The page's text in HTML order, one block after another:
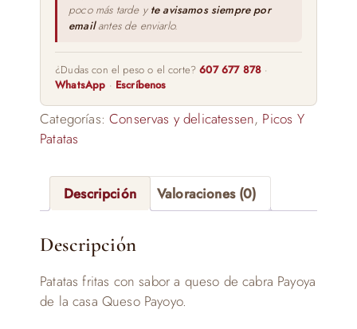
poco más tarde y te avisamos siempre por
emailantes de enviarlo.
¿Dudas con el peso o el corte?607 677 878 ·
WhatsApp · Escríbenos
Categorías:Conservas y delicatessen, Picos Y
Patatas
Descripción Valoraciones (0)
Descripción
Patatas fritas con sabor a queso de cabra Payoya
de la casa Queso Payoyo.